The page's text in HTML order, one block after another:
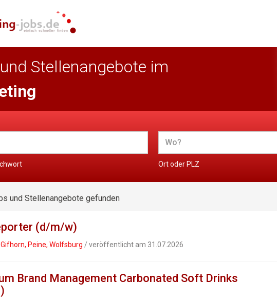
Stellenangebote im
Ort oder PLZ
und Stellenangebote gefunden
(d/m/w)
Gifhorn, Peine, Wolfsburg / veröffentlicht am 31.07.2026
Brand Management Carbonated Soft Drinks